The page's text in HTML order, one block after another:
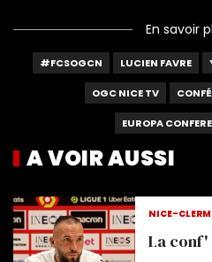
En savoir
#FCSOGCN LUCIEN FAVRE
OGC NICE TV
EUROPA
A VOIR AUSSI
NICE-
La conf'
Paroles d'avant-